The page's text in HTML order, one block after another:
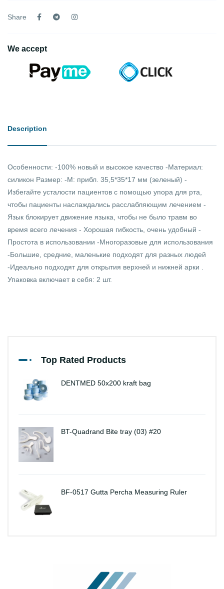
Share
We accept
Description
Особенности: -100% новый и высокое качество -Материал:
силикон Размер: -М: прибл. 35,5*35*17 мм (зеленый) -
Избегайте усталости пациентов с помощью упора для рта,
чтобы пациенты наслаждались расслабляющим лечением -
Язык блокирует движение языка, чтобы не было травм во
время всего лечения - Хорошая гибкость, очень удобный -
Простота в использовании -Многоразовые для использования
-Большие, средние, маленькие подходят для разных людей
-Идеально подходят для открытия верхней и нижней арки .
Упаковка включает в себя: 2 шт.
Top Rated Products
DENTMED 50x200 kraft bag
BT-Quadrand Bite tray (03) #20
BF-0517 Gutta Percha Measuring Ruler